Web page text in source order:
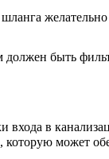
желательно
должен быть
входа в
которую может